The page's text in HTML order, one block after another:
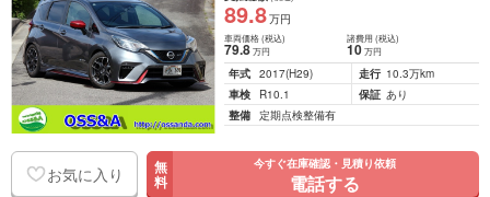
89.8万円
車両価格(税込)
79.8万円
諸費用 (税込)
10 万円
年式 2017(H29) 走行 10.3万km
車検
R10.1 保証 あり
整備 定期点検整備有
お気に入り 無
料
今すぐ在庫確認・見積り依頼
電話する